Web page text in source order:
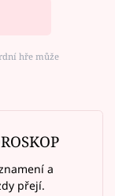
hře může
a
přejí.